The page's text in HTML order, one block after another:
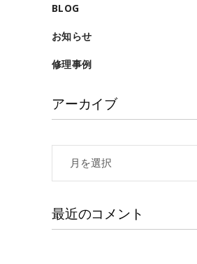
BLOG
お知らせ
修理事例
アーカイブ
カ
ブ
最近のコメント